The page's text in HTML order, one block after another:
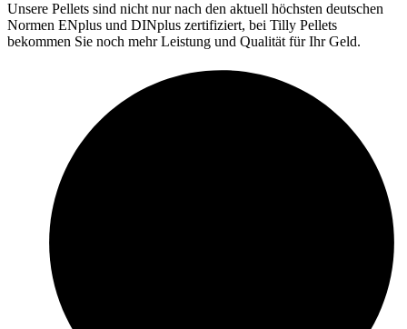
Unsere Pellets sind nicht nur nach den aktuell höchsten deutschen
Normen ENplus und DINplus zertifiziert, bei Tilly Pellets
bekommen Sie noch mehr Leistung und Qualität für Ihr Geld.